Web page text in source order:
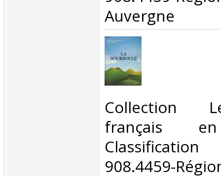
Auvergne‎
‎Collection
français
908.4459-